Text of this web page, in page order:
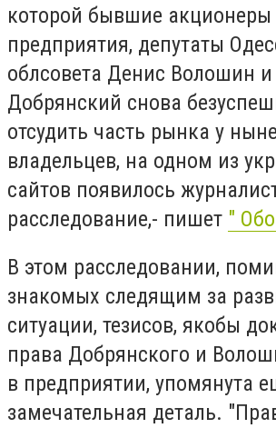
которой бывшие акционеры
предприятия, депутаты
облсовета Денис Волошин и
Добрянский снова
отсудить часть рынка у
владельцев, на одном из
сайтов появилось
расследование,- пишет "
В этом расследовании,
знакомых следящим за
ситуации, тезисов, якобы
права Добрянского и
в предприятии, упомянута
замечательная деталь.